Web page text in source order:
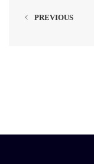
PREVIOUS